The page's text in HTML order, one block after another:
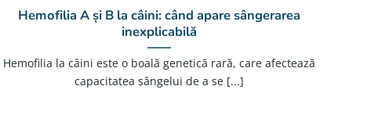
Hemofilia A și B la câini: când apare sângerarea
inexplicabilă
Hemofilia la câini este o boală genetică rară, care afectează
capacitatea sângelui de a se [...]